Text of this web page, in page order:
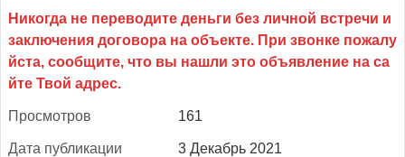
Прос­мотров 161
Да­та пуб­ли­кации 3 Декабрь 2021